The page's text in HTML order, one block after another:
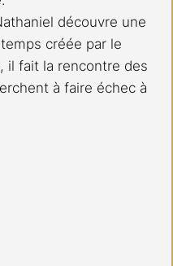
découvre une
créée par le
il fait la rencontre des
à faire échec à